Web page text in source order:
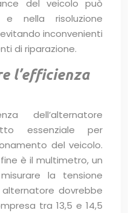
del veicolo può
nella risoluzione
inconvenienti
di riparazione.
l’efficienza
dell’alternatore
essenziale per
del veicolo.
è il multimetro, un
la tensione
alternatore dovrebbe
tra 13,5 e 14,5